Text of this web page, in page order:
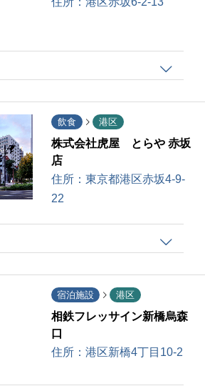
飲食 港区
株式会社虎屋 とらや 赤坂
店
住所： 東京都港区赤坂4-9-
22
宿泊施設 港区
相鉄フレッサイン新橋烏森
口
住所： 港区新橋4丁目10-2